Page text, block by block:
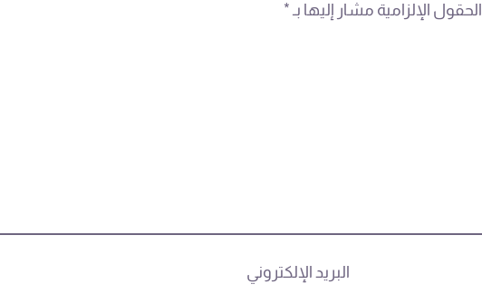
الحقول الإلزامية مشار إليها بـ *
البريد الإلكتروني